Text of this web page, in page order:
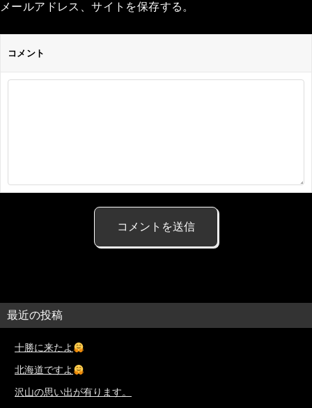
メールアドレス、サイトを保存する。
コメント
最近の投稿
十勝に来たよ
北海道ですよ
沢山の思い出が有ります。